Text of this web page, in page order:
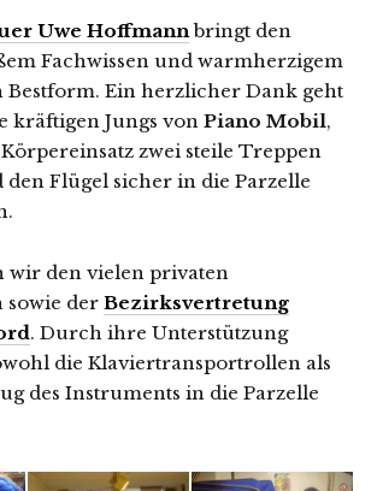
Uwe Hoffmannbringt den
Fachwissen und warmherzigem
Bestform. Ein herzlicher Dank geht
kräftigen Jungs von Piano Mobil,
zwei steile Treppen
den Flügel sicher in die Parzelle
wir den vielen privaten
sowie der Bezirksvertretung
. Durch ihre Unterstützung
die Klaviertransportrollen als
des Instruments in die Parzelle